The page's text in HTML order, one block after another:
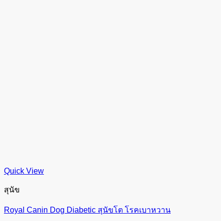
Quick View
สุนัข
Royal Canin Dog Diabetic สุนัขโต โรคเบาหวาน